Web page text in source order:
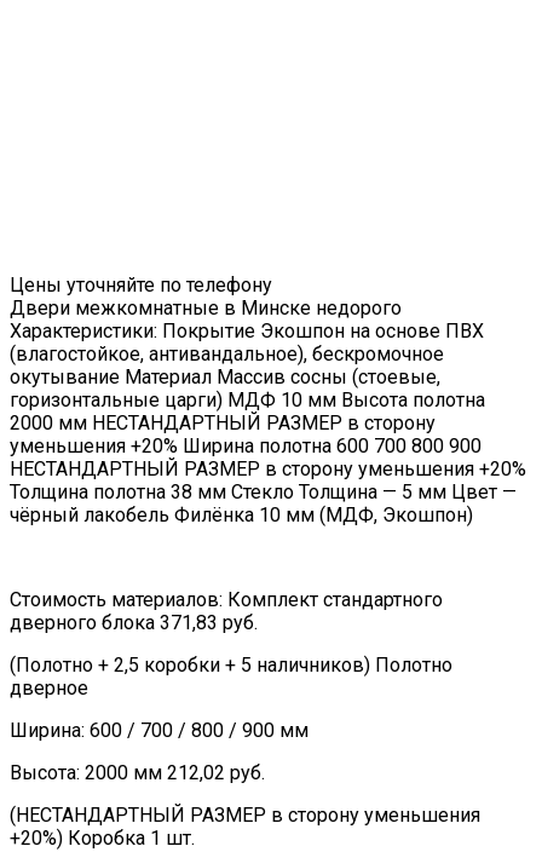
Цены уточняйте по телефону
Двери межкомнатные в Минске недорого
Характеристики: Покрытие Экошпон на основе ПВХ
(влагостойкое, антивандальное), бескромочное
окутывание Материал Массив сосны (стоевые,
горизонтальные царги) МДФ 10 мм Высота полотна
2000 мм НЕСТАНДАРТНЫЙ РАЗМЕР в сторону
уменьшения +20% Ширина полотна 600 700 800 900
НЕСТАНДАРТНЫЙ РАЗМЕР в сторону уменьшения +20%
Толщина полотна 38 мм Стекло Толщина — 5 мм Цвет —
чёрный лакобель Филёнка 10 мм (МДФ, Экошпон)
Стоимость материалов: Комплект стандартного
дверного блока 371,83 руб.
(Полотно + 2,5 коробки + 5 наличников) Полотно
дверное
Ширина: 600 / 700 / 800 / 900 мм
Высота: 2000 мм 212,02 руб.
(НЕСТАНДАРТНЫЙ РАЗМЕР в сторону уменьшения
+20%) Коробка 1 шт.